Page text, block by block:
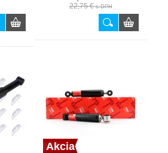
22,75 €s DPH
Akcia